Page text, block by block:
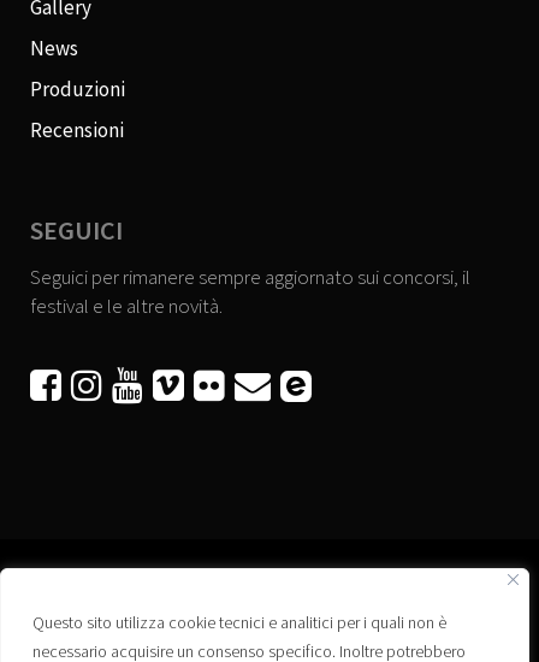
Questo sito utilizza cookie tecnici e analitici per i quali non è
necessario acquisire un consenso specifico. Inoltre potrebbero
Gallery
News
Produzioni
Recensioni
SEGUICI
Seguici per rimanere sempre aggiornato sui concorsi, il
festival e le altre novità.
     
Associazione “Corti a Ponte” APS
Via Wagner, 42 - 35020 Ponte San Nicolò (PD)